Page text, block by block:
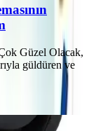
Güzel Olacak,
güldüren ve